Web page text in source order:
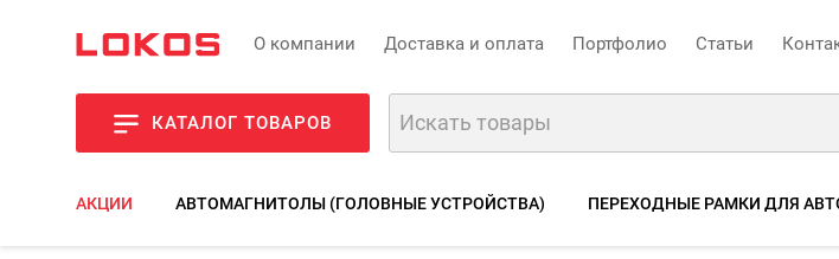
О компании Доставка и оплата Портфолио Статьи
КАТАЛОГ ТОВАРОВ
АКЦИИ АВТОМАГНИТОЛЫ (ГОЛОВНЫЕ УСТРОЙСТВА) ПЕРЕХОДНЫЕ РАМКИ ДЛЯ